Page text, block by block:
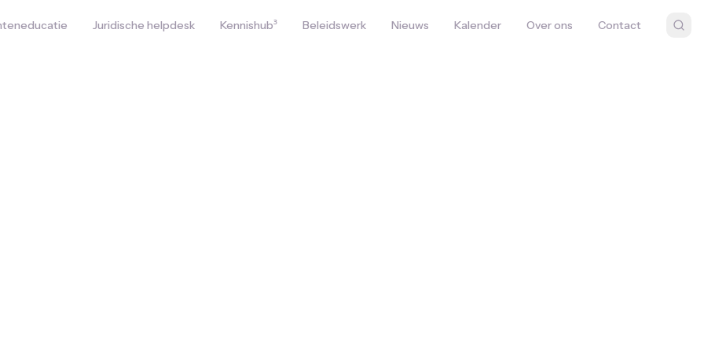
Juridische helpdesk Kennishub³ Beleidswerk Nieuws Kalender Over ons Contact